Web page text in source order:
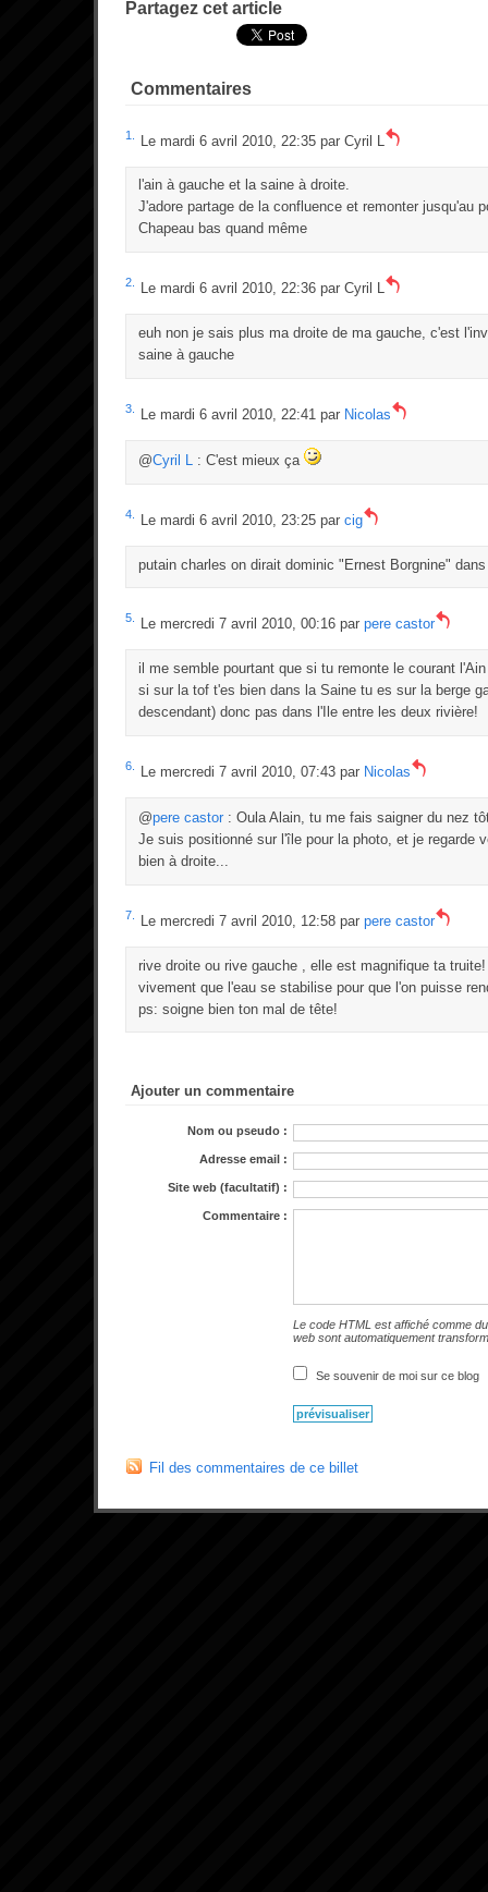
Partagez cet article
Commentaires
1. Le mardi 6 avril 2010, 22:35 par Cyril L
l'ain à gauche et la saine à droite.
J'adore partage de la confluence et remonter jusqu'au
Chapeau bas quand même
2. Le mardi 6 avril 2010, 22:36 par Cyril L
euh non je sais plus ma droite de ma gauche, c'est
saine à gauche
3. Le mardi 6 avril 2010, 22:41 par Nicolas
@Cyril L: C'est mieux ça
4. Le mardi 6 avril 2010, 23:25 par cig
putain charles on dirait dominic "Ernest Borgnine"
5. Le mercredi 7 avril 2010, 00:16 par pere castor
il me semble pourtant que si tu remonte le courant
si sur la tof t'es bien dans la Saine tu es sur la berge
descendant) donc pas dans l'Ile entre les deux rivière!
6. Le mercredi 7 avril 2010, 07:43 par Nicolas
@pere castor: Oula Alain, tu me fais saigner du nez
Je suis positionné sur l'île pour la photo, et je regarde
bien à droite...
7. Le mercredi 7 avril 2010, 12:58 par pere castor
rive droite ou rive gauche , elle est magnifique ta truite!
vivement que l'eau se stabilise pour que l'on puisse
ps: soigne bien ton mal de tête!
Ajouter un commentaire
Nom ou pseudo :
Adresse email :
Site web (facultatif) :
Commentaire :
Le code HTML est affiché comme
web sont automatiquement
Se souvenir de moi sur ce blog
Fil des commentaires de ce billet